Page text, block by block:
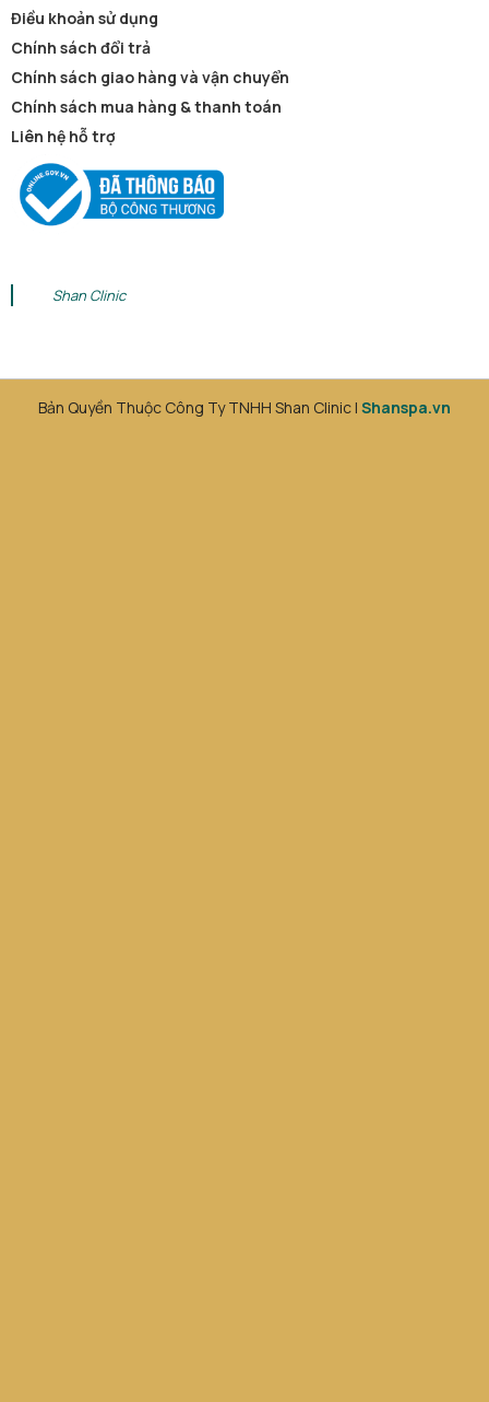
Điều khoản sử dụng
Chính sách đổi trả
Chính sách giao hàng và vận chuyển
Chính sách mua hàng & thanh toán
Liên hệ hỗ trợ
Shan Clinic
Bản Quyền Thuộc Công Ty TNHH Shan Clinic | Shanspa.vn